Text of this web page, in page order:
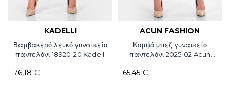
KADELLI
Βαμβακερό λευκό γυναικείο
παντελόνι 18920-20 Kadelli
76,18 €
ACUN FASHION
Κομψό μπεζ γυναικείο
παντελόνι 2025-02 Acun
65,45 €